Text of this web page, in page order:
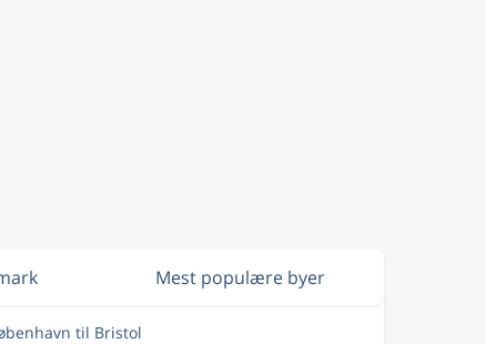
Mest populære byer
til Bristol